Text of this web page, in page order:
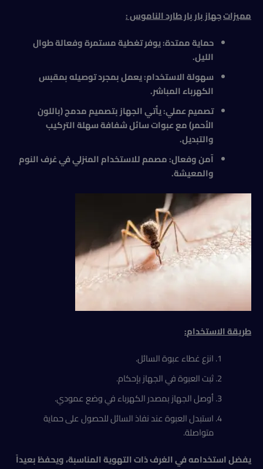
مميزاتجهاز بار بار طارد الناموس :
حماية ممتدة: يوفر تغطية مستمرة وفعالة طوال
الليل.
سهولة الاستخدام: يعمل بمجرد توصيله بمقبس
الكهرباء المباشر.
تصميم عملي: يأتي الجهاز بتصميم مدمج (باللون
الأحمر) مع عبوات سائل شفافة سهلة التركيب
والتبديل.
آمن وفعال: مصمم للاستخدام المنزلي في غرف النوم
والمعيشة.
طريقة الاستخدام:
انزع غطاء عبوة السائل.
ثبت العبوة في الجهاز بإحكام.
أوصل الجهاز بمصدر الكهرباء في وضع عمودي.
استبدل العبوة عند نفاذ السائل للحصول على حماية
متواصلة.
يفضل استخدامه في الغرف ذات التهوية المناسبة، ويحفظ بعيداً